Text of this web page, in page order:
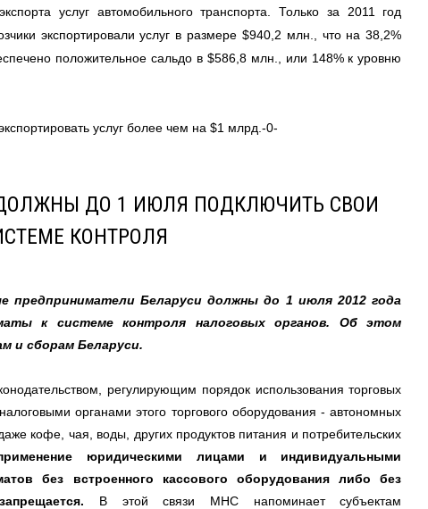
услуг автомобильного транспорта. Только за 2011 год
экспортировали услуг в размере $940,2 млн., что на 38,2%
положительное сальдо в $586,8 млн., или 148% к уровню
услуг более чем на $1 млрд.-0-
ДО 1 ИЮЛЯ ПОДКЛЮЧИТЬ СВОИ
КОНТРОЛЯ
предприниматели Беларуси должны до 1 июля 2012 года
к системе контроля налоговых органов. Об этом
и сборам Беларуси.
регулирующим порядок использования торговых
органами этого торгового оборудования - автономных
кофе, чая, воды, других продуктов питания и потребительских
юридическими лицами и индивидуальными
без встроенного кассового оборудования либо без
В этой связи МНС напоминает субъектам